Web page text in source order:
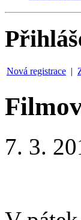
Nová registrace |
7. 3.